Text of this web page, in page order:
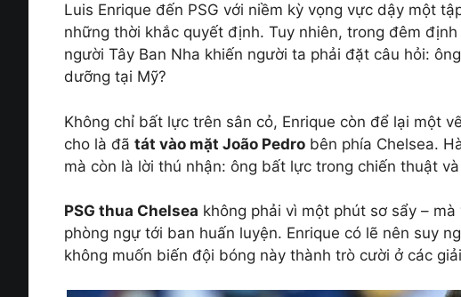
Luis Enrique đến PSG với niềm kỳ vọng vực dậy một
những thời khắc quyết định. Tuy nhiên, trong đêm
người Tây Ban Nha khiến người ta phải đặt câu hỏi:
dưỡng tại Mỹ?
Không chỉ bất lực trên sân cỏ, Enrique còn để lại một
cho là đã tát vào mặt João Pedro bên phía Chelsea.
mà còn là lời thú nhận: ông bất lực trong chiến thuật
PSG thua Chelsea không phải vì một phút sơ sẩy –
phòng ngự tới ban huấn luyện. Enrique có lẽ nên suy
không muốn biến đội bóng này thành trò cười ở các